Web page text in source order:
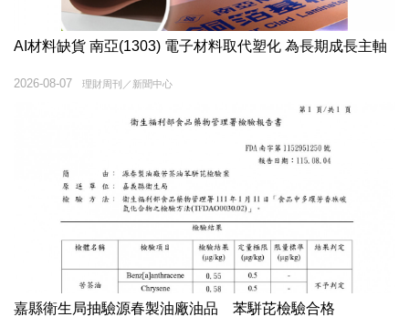
AI材料缺貨 南亞(1303) 電子材料取代塑化 為長期成長主軸
理財周刊／新聞中心
2026-08-07
嘉縣衛生局抽驗源春製油廠油品 苯駢芘檢驗合格